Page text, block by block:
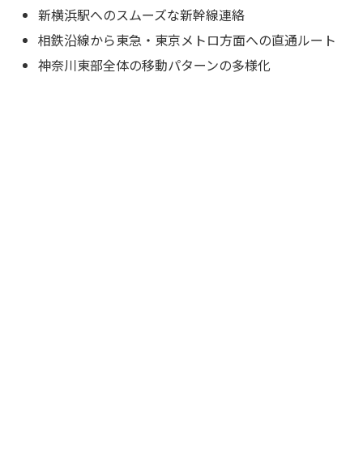
新横浜駅へのスムーズな新幹線連絡
相鉄沿線から東急・東京メトロ方面への直通ルート
神奈川東部全体の移動パターンの多様化